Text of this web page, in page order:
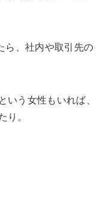
ら、社内や取引先の
いう女性もいれば、
り。